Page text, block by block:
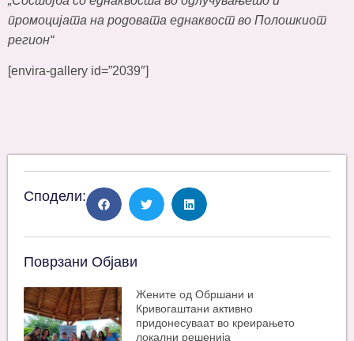
промоцијата на родовата еднаквост во Полошкиот
регион“
[envira-gallery id=”2039″]
Сподели:
Поврзани Објави
Жените од Обршани и
Кривогаштани активно
придонесуваат во креирањето
локални решенија